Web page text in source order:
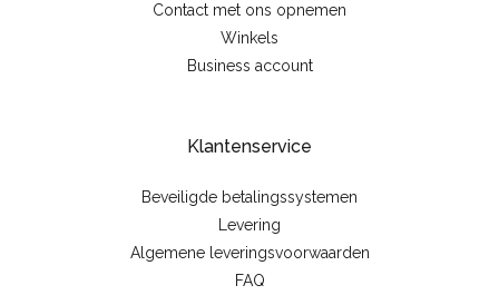
Contact met ons opnemen
Winkels
Business account
Klantenservice
Beveiligde betalingssystemen
Levering
Algemene leveringsvoorwaarden
FAQ